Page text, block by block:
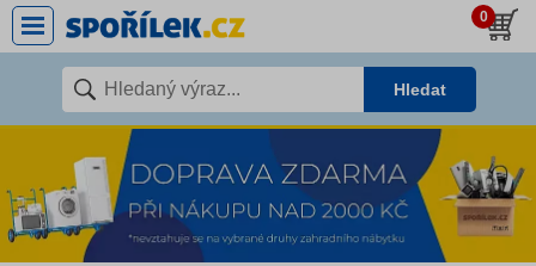
0
Hledat